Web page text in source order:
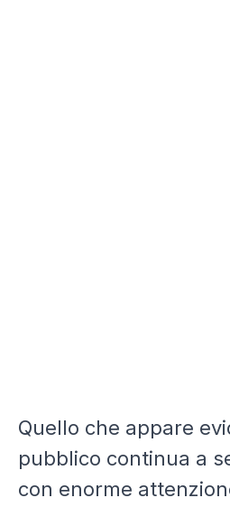
Quello che appare
pubblico continua a
con enorme